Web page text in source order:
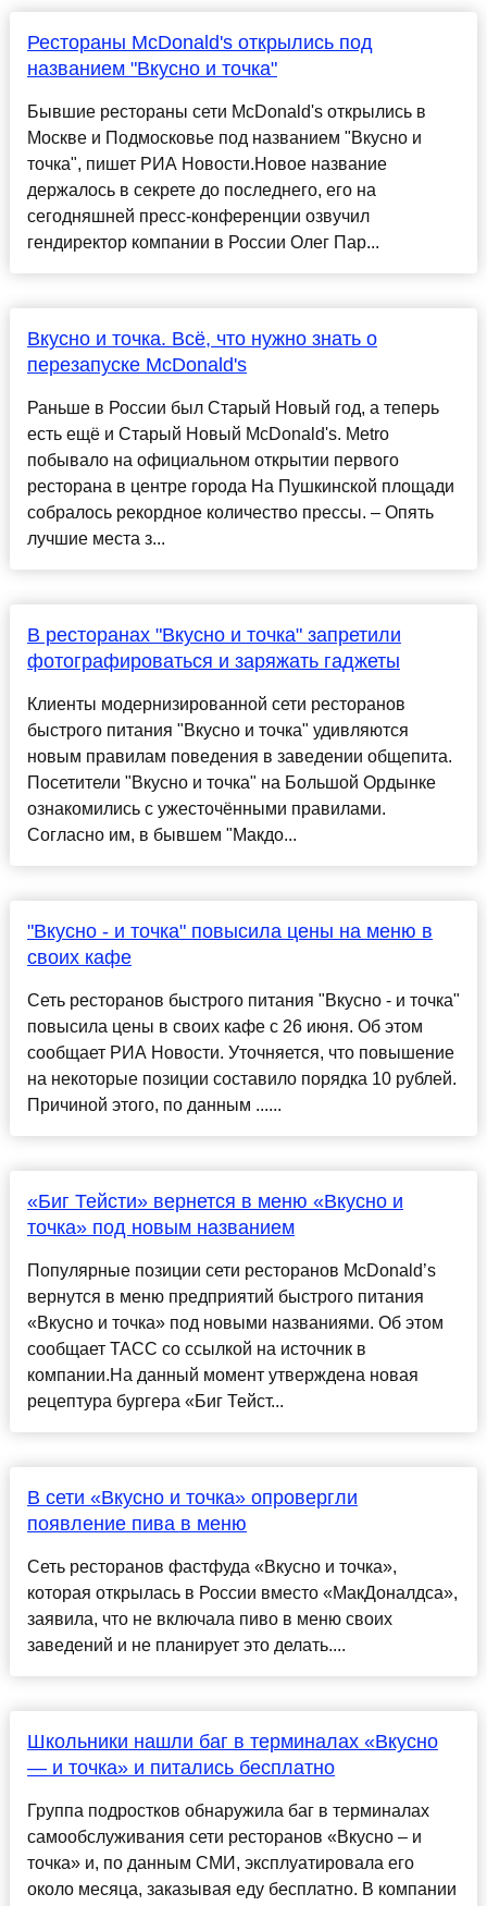
Рестораны McDonald's открылись под
названием "Вкусно и точка"
Бывшие рестораны сети McDonald's открылись в
Москве и Подмосковье под названием "Вкусно и
точка", пишет РИА Новости.Новое название
держалось в секрете до последнего, его на
сегодняшней пресс-конференции озвучил
гендиректор компании в России Олег Пар...
Вкусно и точка. Всё, что нужно знать о
перезапуске McDonald's
Раньше в России был Старый Новый год, а теперь
есть ещё и Старый Новый McDonald's. Metro
побывало на официальном открытии первого
ресторана в центре города На Пушкинской площади
собралось рекордное количество прессы. – Опять
лучшие места з...
В ресторанах "Вкусно и точка" запретили
фотографироваться и заряжать гаджеты
Клиенты модернизированной сети ресторанов
быстрого питания "Вкусно и точка" удивляются
новым правилам поведения в заведении общепита.
Посетители "Вкусно и точка" на Большой Ордынке
ознакомились с ужесточёнными правилами.
Согласно им, в бывшем "Макдо...
"Вкусно - и точка" повысила цены на меню в
своих кафе
Сеть ресторанов быстрого питания "Вкусно - и точка"
повысила цены в своих кафе с 26 июня. Об этом
сообщает РИА Новости. Уточняется, что повышение
на некоторые позиции составило порядка 10 рублей.
Причиной этого, по данным ......
«Биг Тейсти» вернется в меню «Вкусно и
точка» под новым названием
Популярные позиции сети ресторанов McDonald’s
вернутся в меню предприятий быстрого питания
«Вкусно и точка» под новыми названиями. Об этом
сообщает ТАСС со ссылкой на источник в
компании.На данный момент утверждена новая
рецептура бургера «Биг Тейст...
В сети «Вкусно и точка» опровергли
появление пива в меню
Сеть ресторанов фастфуда «Вкусно и точка»,
которая открылась в России вместо «МакДоналдса»,
заявила, что не включала пиво в меню своих
заведений и не планирует это делать....
Школьники нашли баг в терминалах «Вкусно
— и точка» и питались бесплатно
Группа подростков обнаружила баг в терминалах
самообслуживания сети ресторанов «Вкусно – и
точка» и, по данным СМИ, эксплуатировала его
около месяца, заказывая еду бесплатно. В компании